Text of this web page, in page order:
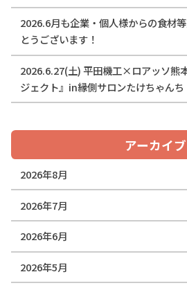
2026.6月も企業・個人様からの食材
とうございます！
2026.6.27(土) 平田機工×ロアッソ熊
ジェクト』in縁側サロンたけちゃんち
アーカイブ
2026年8月
2026年7月
2026年6月
2026年5月